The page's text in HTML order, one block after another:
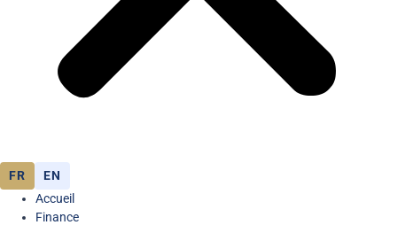
FR
EN
Accueil
Finance